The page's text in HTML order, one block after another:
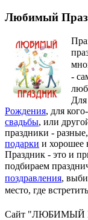
Любимый
-
Рождения, для
свадьбы, или
праздники -
подарки и хорошее
Праздник - это и
подбираем
поздравления,
место, где
Сайт "ЛЮБИМЫЙ